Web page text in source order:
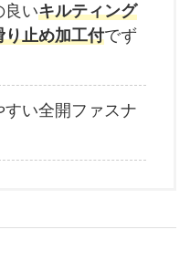
良いキルティング
り止め加工付でず
い全開ファスナ